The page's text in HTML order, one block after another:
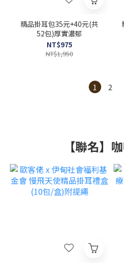
精品掛耳包35元+40元(共
52包)厚實濃郁
NT$975
NT$1,950
1 2
【聯名】